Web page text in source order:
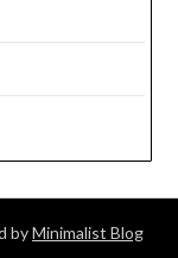
byMinimalist Blog